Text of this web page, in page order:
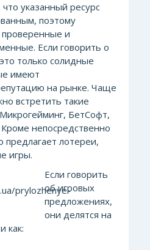
указанный ресурс
поэтому
и
Если говорить о
только солидные
имеют
на рынке. Чаще
встретить такие
БетСофт,
непосредственно
предлагает лотереи,
игры.
Если говорить
об игровых
предложениях,
они делятся на
как: